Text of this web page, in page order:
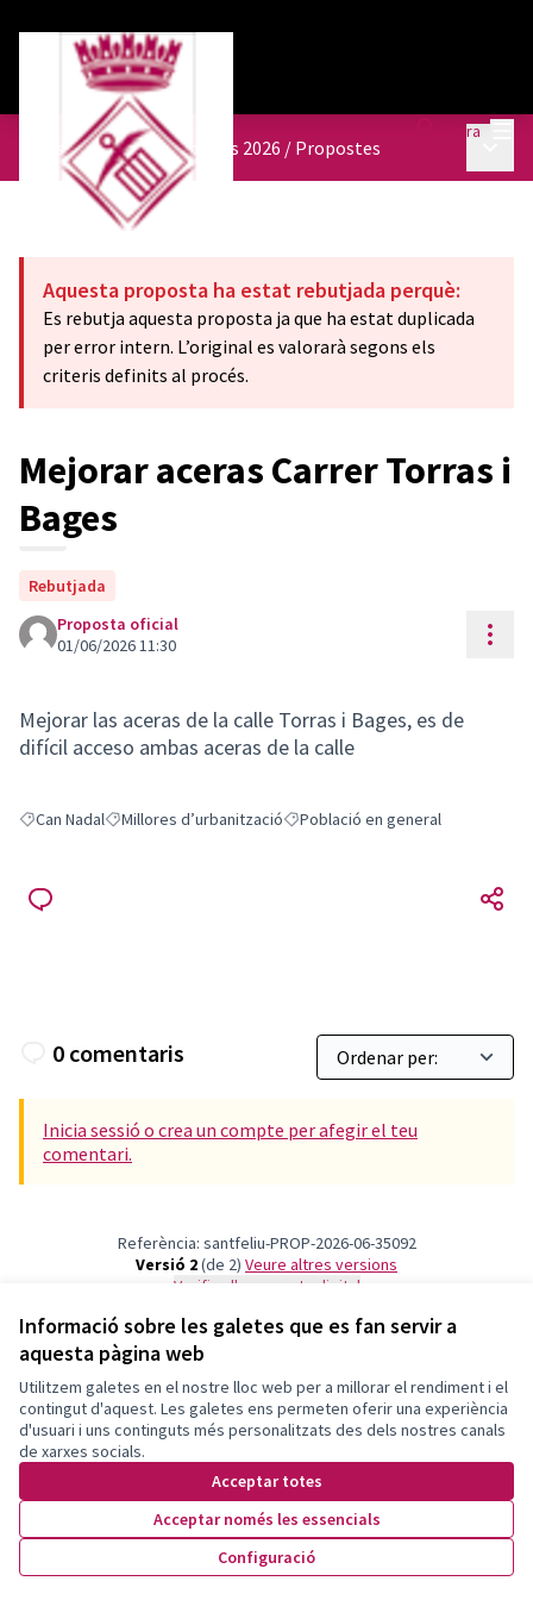
Informació sobre les galetes que es fan servir a
aquesta pàgina web
Utilitzem galetes en el nostre lloc web per a millorar el rendiment i el
contingut d'aquest. Les galetes ens permeten oferir una experiència
d'usuari i uns continguts més personalitzats des dels nostres canals
de xarxes socials.
Acceptar totes
Acceptar només les essencials
Configuració
Entra
Pressupostos participatius 2026 / Propostes
Aquesta proposta ha estat rebutjada perquè:
Es rebutja aquesta proposta ja que ha estat duplicada
per error intern. L’original es valorarà segons els
criteris definits al procés.
Mejorar aceras Carrer Torras i
Bages
Rebutjada
Proposta oficial
01/06/2026 11:30
Mejorar las aceras de la calle Torras i Bages, es de
difícil acceso ambas aceras de la calle
Resultats en filtrar per: Can Nadal
Can NadalResultats en filtrar per: Millores d’urbanització
Millores d’urbanitzacióResultats en filtrar per: Població
Població en general
0 comentaris
Inicia sessió o crea un compte per afegir el teu
comentari.
Referència: santfeliu-PROP-2026-06-35092
Versió 2(de 2)
veure altres versions
Verifica l'empremta digital
Termes i condicions d'ús
Configuració de les galetes
Decidim Sant Feliu a X
(Enllaç extern)
Decidim Sant Feliu a Facebook
(Enllaç extern)
Decidim Sant Feliu a Instagram
(Enllaç extern)
Decidim Sant Feliu a YouTube
(Enllaç extern)
Triar la llenguaElegir el idioma
Web creada ambprogramari lliure .
Amb
(Enllaç